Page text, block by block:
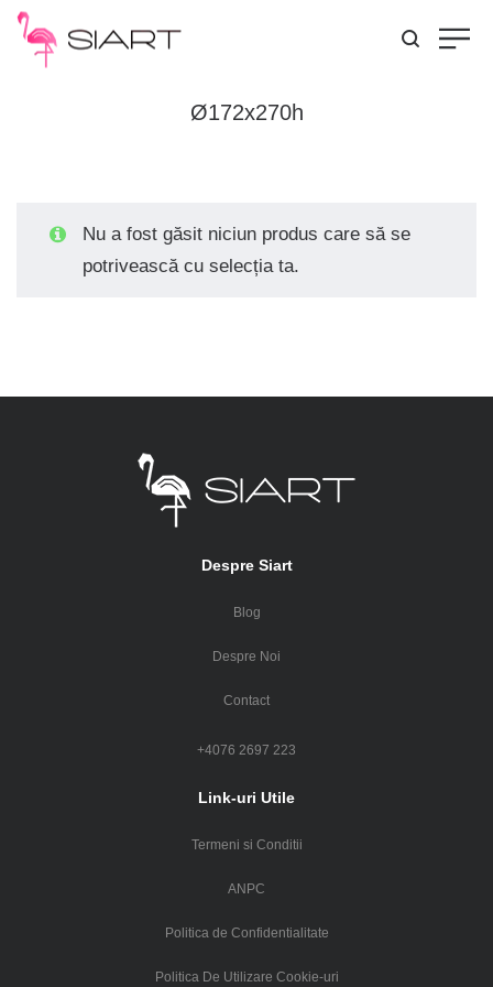
Ø172x270h
Nu a fost găsit niciun produs care să se
potrivească cu selecția ta.
Despre Siart
Blog
Despre Noi
Contact
+4076 2697 223
Link-uri Utile
Termeni si Conditii
ANPC
Politica de Confidentialitate
Politica De Utilizare Cookie-uri